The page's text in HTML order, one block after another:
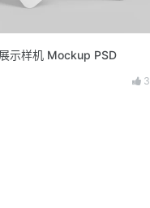
示样机 Mockup PSD
3